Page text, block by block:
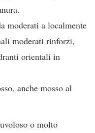
moderati a localmente
moderati rinforzi,
orientali in
anche mosso al
o molto